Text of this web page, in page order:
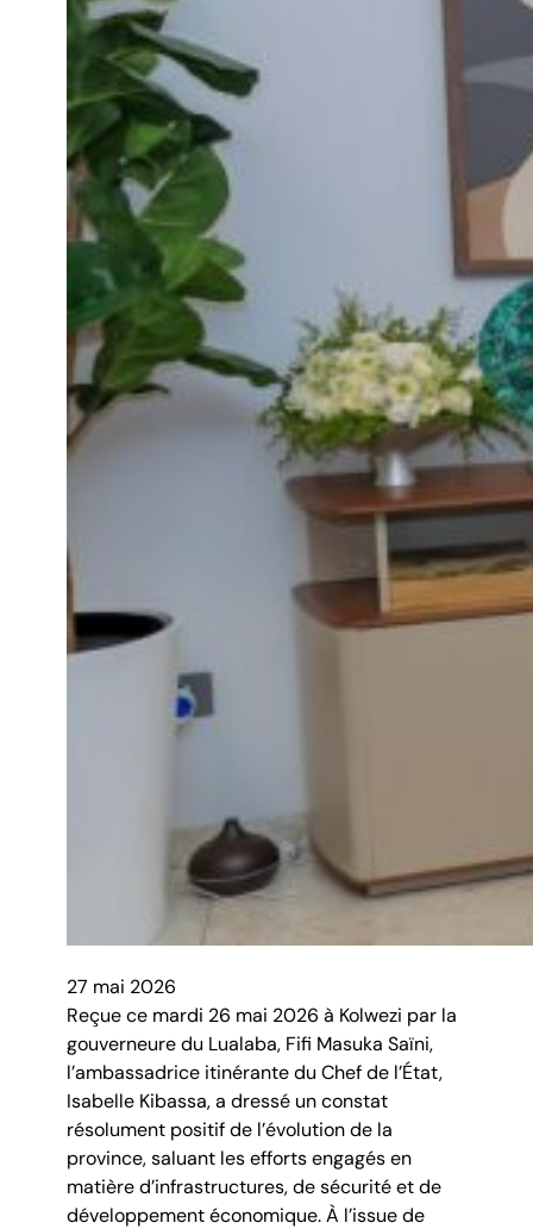
27 mai 2026
Reçue ce mardi 26 mai 2026 à Kolwezi par la
gouverneure du Lualaba, Fifi Masuka Saïni,
l’ambassadrice itinérante du Chef de l’État,
Isabelle Kibassa, a dressé un constat
résolument positif de l’évolution de la
province, saluant les efforts engagés en
matière d’infrastructures, de sécurité et de
développement économique. À l’issue de